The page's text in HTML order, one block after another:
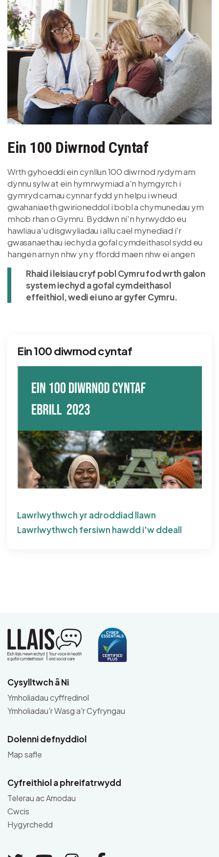
Ein 100 Diwrnod Cyntaf
Wrth gyhoeddi ein cynllun 100 diwrnod rydym am
dynnu sylw at ein hymrwymiad a'n hymgyrch i
gymryd camau cynnar fydd yn helpu i wneud
gwahaniaeth gwirioneddol i bobl a chymunedau ym
mhob rhan o Gymru. Byddwn ni'n hyrwyddo eu
hawliau a'u disgwyliadau i allu cael mynediad i'r
gwasanaethau iechyd a gofal cymdeithasol sydd eu
hangen arnyn nhw yn y ffordd maen nhw ei angen
Rhaid i leisiau cryf pobl Cymru fod wrth galon
system iechyd a gofal cymdeithasol
effeithiol, wedi ei uno ar gyfer Cymru.
Ein 100 diwrnod cyntaf
Lawrlwythwch yr adroddiad llawn
Lawrlwythwch fersiwn hawdd i'w ddeall
Cysylltwch â Ni
Ymholiadau cyffredinol
Ymholiadau'r Wasg a'r Cyfryngau
Dolenni defnyddiol
Map safle
Cyfreithiol a phreifatrwydd
Telerau ac Amodau
Cwcis
Hygyrchedd